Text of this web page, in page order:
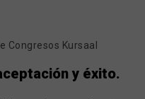
Congresos Kursaal
y éxito.